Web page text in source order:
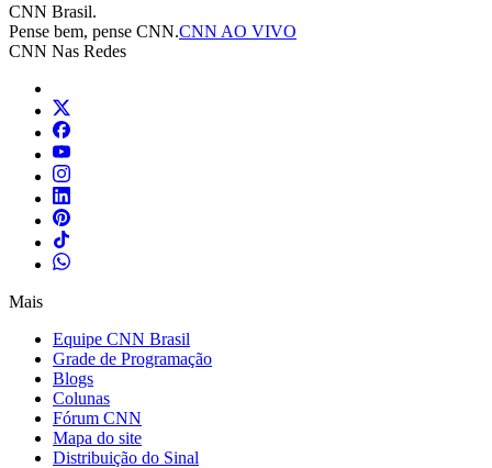
CNN Brasil.
Pense bem, pense CNN.CNN AO VIVO
CNN Nas Redes
Mais
Equipe CNN Brasil
Grade de Programação
Blogs
Colunas
Fórum CNN
Mapa do site
Distribuição do Sinal